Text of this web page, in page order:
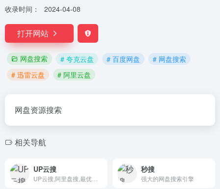
收录时间：
2024-04-08
打开网站
网盘搜索 # 夸克云盘 # 百度网盘
# 网盘搜索
# 迅雷云盘
# 阿里云盘
网盘资源搜索
相关导航
UP云搜 秒搜
强大的网盘搜索引擎